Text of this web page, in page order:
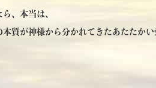
、本当は、
本質が神様から分かれてきたあたたかい